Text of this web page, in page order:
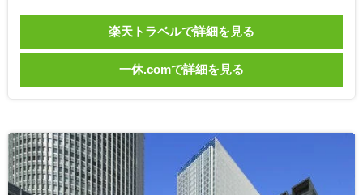
楽天トラベルで詳細を見る
一休.comで詳細を見る